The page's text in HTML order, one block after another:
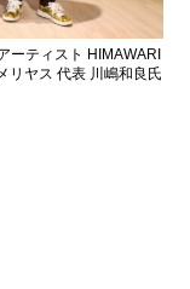
ーティスト HIMAWARI
リヤス 代表 川嶋和良氏